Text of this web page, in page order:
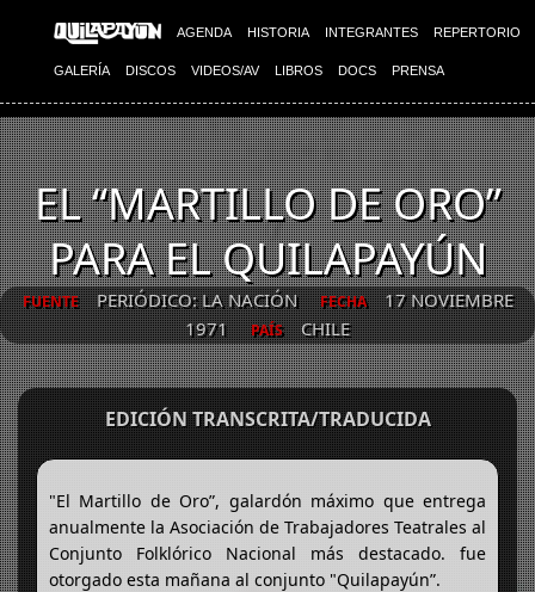
AGENDA HISTORIA INTEGRANTES REPERTORIO
GALERÍA DISCOS VIDEOS/AV LIBROS DOCS PRENSA
EL “MARTILLO DE ORO”
PARA EL QUILAPAYÚN
FUENTE PERIÓDICO: LA NACIÓN FECHA
17 NOVIEMBRE
1971
PAÍS CHILE
EDICIÓN TRANSCRITA/TRADUCIDA
"El Martillo de Oro”, galardón máximo que entrega
anualmente la Asociación de Trabajadores Teatrales al
Conjunto Folklórico Nacional más destacado. fue
otorgado esta mañana al conjunto "Quilapayún”.